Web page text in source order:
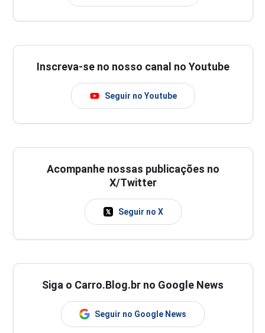
Inscreva-se no nosso canal no Youtube
Seguir no Youtube
Acompanhe nossas publicações no
X/Twitter
Seguir no X
Siga o Carro.Blog.br no Google News
Seguir no Google News